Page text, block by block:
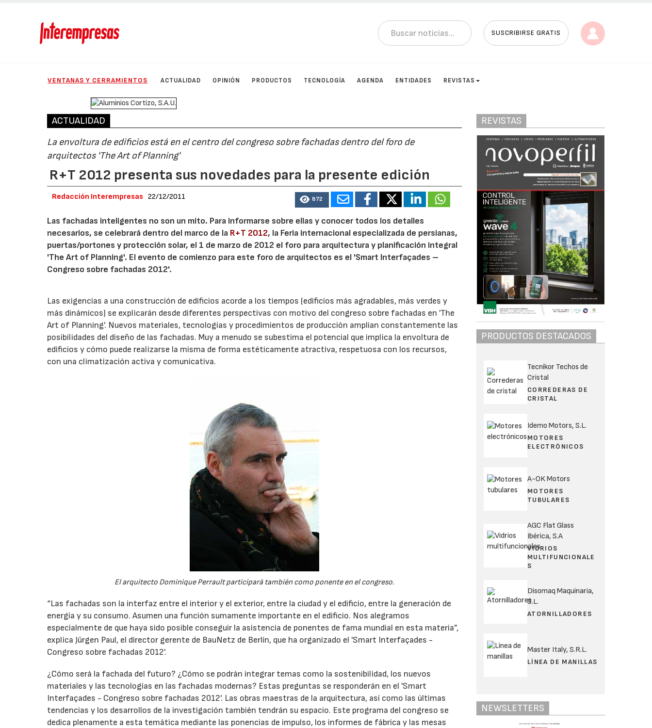
SUSCRIBIRSE GRATIS
VENTANAS Y CERRAMIENTOS ACTUALIDAD OPINIÓN PRODUCTOS TECNOLOGÍA AGENDA ENTIDADES REVISTAS
ACTUALIDAD
La envoltura de edificios está en el centro del congreso sobre fachadas dentro del foro de
arquitectos 'The Art of Planning'
R+T 2012 presenta sus novedades para la presente edición
Redacción Interempresas 22/12/2011 872
Las fachadas inteligentes no son un mito. Para informarse sobre ellas y conocer todos los detalles
necesarios, se celebrará dentro del marco de la R+T 2012, la Feria internacional especializada de persianas,
puertas/portones y protección solar, el 1 de marzo de 2012 el foro para arquitectura y planificación integral
'The Art of Planning'. El evento de comienzo para este foro de arquitectos es el 'Smart Interfaçades –
Congreso sobre fachadas 2012'.
Las exigencias a una construcción de edificios acorde a los tiempos (edificios más agradables, más verdes y
más dinámicos) se explicarán desde diferentes perspectivas con motivo del congreso sobre fachadas en 'The
Art of Planning'. Nuevos materiales, tecnologías y procedimientos de producción amplían constantemente las
posibilidades del diseño de las fachadas. Muy a menudo se subestima el potencial que implica la envoltura de
edificios y cómo puede realizarse la misma de forma estéticamente atractiva, respetuosa con los recursos,
con una climatización activa y comunicativa.
El arquitecto Dominique Perrault participará también como ponente en el congreso.
“Las fachadas son la interfaz entre el interior y el exterior, entre la ciudad y el edificio, entre la generación de
energía y su consumo. Asumen una función sumamente importante en el edificio. Nos alegramos
especialmente de que haya sido posible conseguir la asistencia de ponentes de fama mundial en esta materia”,
explica Jürgen Paul, el director gerente de BauNetz de Berlín, que ha organizado el 'Smart Interfaçades -
Congreso sobre fachadas 2012'.
¿Cómo será la fachada del futuro? ¿Cómo se podrán integrar temas como la sostenibilidad, los nuevos
materiales y las tecnologías en las fachadas modernas? Estas preguntas se responderán en el 'Smart
Interfaçades - Congreso sobre fachadas 2012'. Las obras maestras de la arquitectura, así como las últimas
tendencias y los desarrollos de la investigación también tendrán su espacio. Este programa del congreso se
dedica plenamente a esta temática mediante las ponencias de impulso, los informes de fábrica y las mesas
REVISTAS
PRODUCTOS DESTACADOS
Tecnikor Techos de
Cristal
CORREDERAS DE
CRISTAL
Idemo Motors, S.L.
MOTORES
ELECTRÓNICOS
A-OK Motors
MOTORES
TUBULARES
AGC Flat Glass
Ibérica, S.A
VIDRIOS
MULTIFUNCIONALE
S
Disomaq Maquinaria,
S.L.
ATORNILLADORES
Master Italy, S.R.L.
LÍNEA DE MANILLAS
NEWSLETTERS